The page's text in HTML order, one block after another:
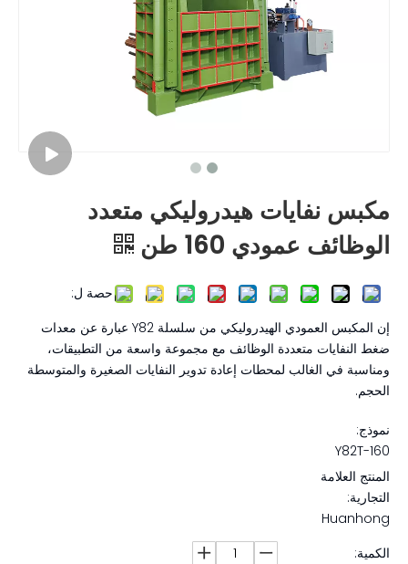
مكبس نفايات هيدروليكي متعدد
الوظائف عمودي 160 طن
حصة ل:
إن المكبس العمودي الهيدروليكي من سلسلة Y82 عبارة عن معدات
ضغط النفايات متعددة الوظائف مع مجموعة واسعة من التطبيقات،
ومناسبة في الغالب لمحطات إعادة تدوير النفايات الصغيرة والمتوسطة
الحجم.
نموذج:
Y82T-160
المنتج العلامة
التجارية:
Huanhong
الكمية: